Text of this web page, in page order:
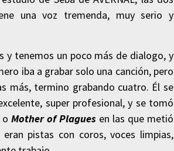
una voz tremenda, muy serio y
y tenemos un poco más de dialogo, y
iba a grabar solo una canción, pero
más, termino grabando cuatro. Él se
super profesional, y se tomó
oMother of Plagues en las que metió
pistas con coros, voces limpias,